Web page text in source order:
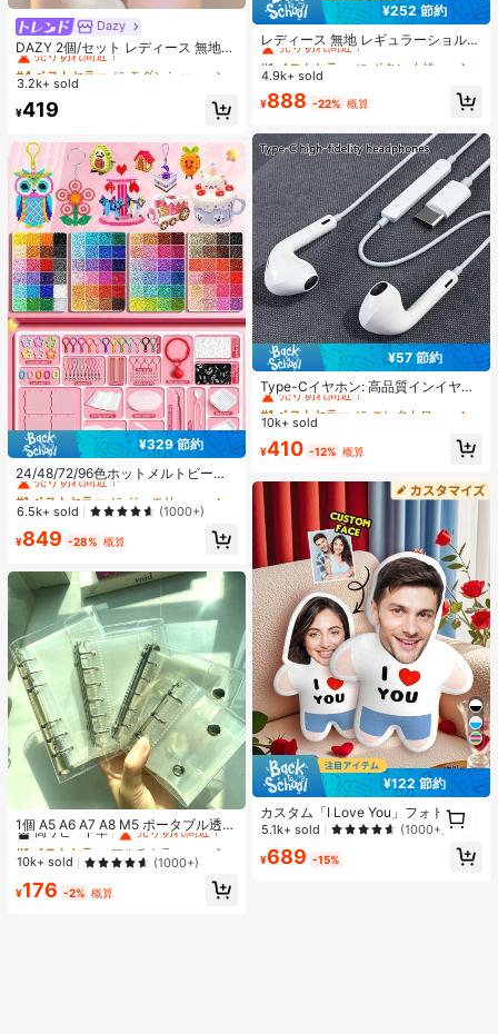
Dazy
DAZY 2個/セット レディース 無地
光沢 シアサッカー リボン ヘアクリ
ップ、エレガントなファッション ク
ます(ヘアクロー 13cm-15cm)
#4 ベストセラー
売り切れ間近！
#4 ベストセラー
売り切れ間近！
#4 ベストセラー
売り切れ間近！
#4 ベストセラー
3.2k+ sold
¥419
¥329 節約
24/48/72/96色ホットメルトビーズ
クリエイティブクラフトセット、ス
クエアペグボード、多層収納ボック
ス、アイロンペーパー、カラフルな
キーチェーン、装飾アクセサリー、
ハンギングロープ付き、DIY愛好家
フト、誕生日ギフトを手作りできま
す。
#1 ベストセラー
に ジュエリー製作セット
売り切れ間近！
#1 ベストセラー
売り切れ間近！
#1 ベストセラー
売り切れ間近！
#1 ベストセラー
売り切れ間近！
6.5k+ sold (1000+)
¥849 -28% 概算
1個 A5 A6 A7 A8 M5 ポータブル透明
ルーズリーフバインダー、透明ステ
ッカーブック、シールブック、ステ
ッカーブック、写真収納バッグ、フ
ォトアルバム、貯金プランブック、
プランナー、ノート、オフィス文房
#1 ベストセラー
マルチカラー バインダー
高リピート率
売り切れ間近！
#1 ベストセラー
マルチカラー バインダー
高リピート率
売り切れ間近！
#1 ベストセラー
マルチカラー バインダー
高リピート率
売り切れ間近！
#1 ベストセラー
高リピート率
売り切れ間近！
10k+ sold (1000+)
¥176 -2% 概算
¥252 節約
レディース 無地 レギュラーショルダ
ー 半袖Tシャツ ラウンドネック スリ
ムフィット 美シルエット 伸縮性 軽
量 通気性 快適素材 夏用 万能 オール
マッチ トップス
#1 ベストセラー
に ボタン 女性用Tシャツ
売り切れ間近！
#1 ベストセラー
売り切れ間近！
#1 ベストセラー
売り切れ間近！
#1 ベストセラー
4.9k+ sold
¥888 -22% 概算
¥57 節約
Type-Cイヤホン: 高品質インイヤー
ヘッドホン、3ボタンインラインコ
ントロール内蔵、音楽再生、通話応
ーズ、Plus、Pro、Pro Maxモデル対
#1 ベストセラー
に エレクトロニクス
売り切れ間近！
#1 ベストセラー
売り切れ間近！
#1 ベストセラー
売り切れ間近！
#1 ベストセラー
売り切れ間近！
10k+ sold
¥410 -12% 概算
¥122 節約
カスタム「I Love You」フォトクッ
ション - パーソナライズされた顔プ
リント ホームデコレーション クッシ
ョン、ニット生地、ハート柄、カッ
5.1k+ sold (1000+)
¥689 -15%